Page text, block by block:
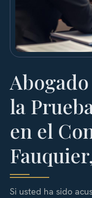
la
en el
Si usted ha sido